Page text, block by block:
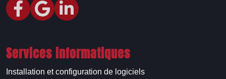
Services informatiques
Installation et configuration de logiciels